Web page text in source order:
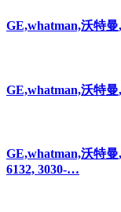
GE,whatman,沃特曼
GE,whatman,沃特曼
GE,whatman,沃特曼
6132, 3030-…